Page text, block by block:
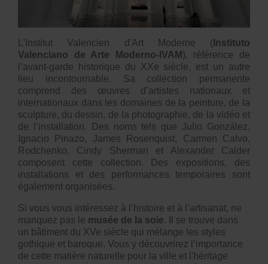
L'Institut Valencien d'Art Moderne ( Instituto
Valenciano de Arte Moderno-IVAM ), référence de
l’avant-garde historique du XXe siècle, est un autre
lieu incontournable. Sa collection permanente
comprend des œuvres d’artistes nationaux et
internationaux dans les domaines de la peinture, de la
sculpture, du dessin, de la photographie, de la vidéo et
de l’installation. Des noms tels que Julio González,
Ignacio Pinazo, James Rosenquist, Carmen Calvo,
Rodchenko, Cindy Sherman et Alexander Calder
composent cette collection. Des expositions, des
installations et des performances temporaires sont
également organisées.
Si vous vous intéressez à l’histoire et à l’artisanat, ne
manquez pas le musée de la soie. Il se trouve dans
un bâtiment du XVe siècle qui mélange les styles
gothique et baroque. Vous y découvrirez l’importance
de cette matière naturelle pour la ville et l'héritage